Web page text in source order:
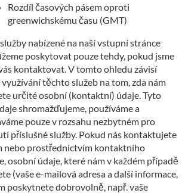
Rozdíl časových pásem oproti
greenwichskému času (GMT)
nabízené na naší vstupní stránce
poskytovat pouze tehdy, pokud jsme
kontaktovat. V tomto ohledu závisí
těchto služeb na tom, zda nám
určité osobní (kontaktní) údaje. Tyto
shromažďujeme, používáme a
pouze v rozsahu nezbytném pro
příslušné služby. Pokud nás kontaktujete
nebo prostřednictvím kontaktního
osobní údaje, které nám v každém případě
(vaše e-mailová adresa a další informace,
poskytnete dobrovolně, např. vaše